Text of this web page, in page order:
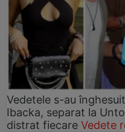
Vedetele s-au
Ibacka, separat la
distrat fiecare Vedete